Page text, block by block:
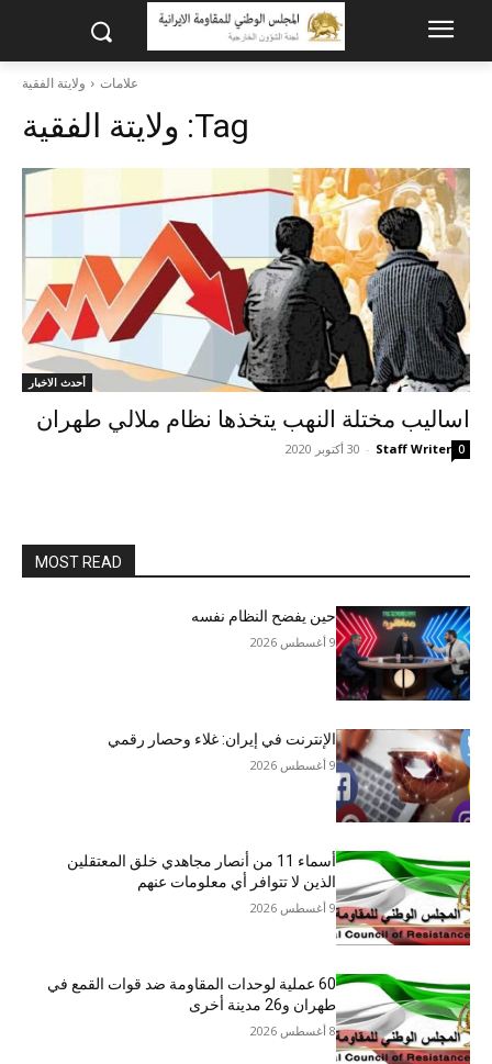
علامات ولایتة الفقیة
Tag: ولایتة الفقیة
أحدث الاخبار
اسالیب مختلة النهب یتخذها نظام ملالي طهران
Staff Writer
- 30 أكتوبر 2020 0
MOST READ
حين يفضح النظام نفسه
9 أغسطس 2026
الإنترنت في إيران: غلاء وحصار رقمي
9 أغسطس 2026
أسماء 11 من أنصار مجاهدي خلق المعتقلين
الذين لا تتوافر أي معلومات عنهم
9 أغسطس 2026
60 عملية لوحدات المقاومة ضد قوات القمع في
طهران و26 مدينة أخرى
8 أغسطس 2026